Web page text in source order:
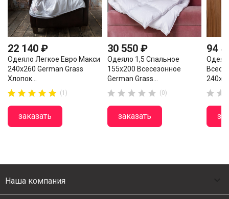
22 140 ₽
Одеяло Легкое Евро Макси
240х260 German Grass
Хлопок...

 (1)
заказать
30 550 ₽
Одеяло 1,5 Спальное
155х200 Всесезонное
German Grass...
     (0)
заказать
94
 
Наша компания